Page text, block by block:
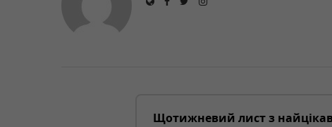
Щотижневий лист з